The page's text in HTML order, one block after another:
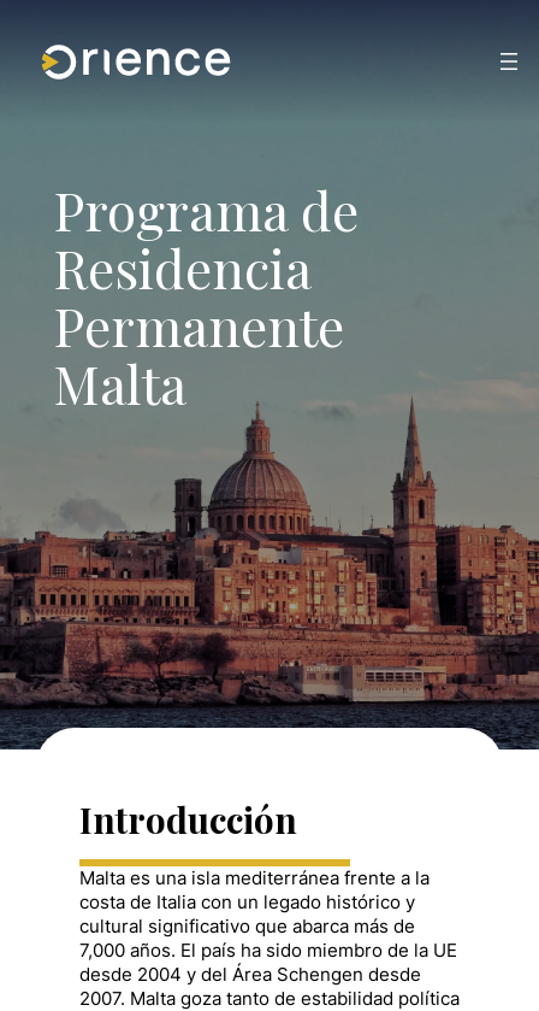
contenido
Programa de
Residencia
Permanente
Malta
Introducción
Malta es una isla mediterránea frente a la
costa de Italia con un legado histórico y
cultural significativo que abarca más de
7,000 años. El país ha sido miembro de la UE
desde 2004 y del Área Schengen desde
2007. Malta goza tanto de estabilidad política